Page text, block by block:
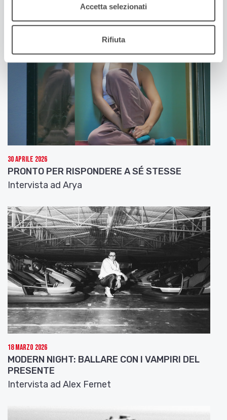
Accetta selezionati
Rifiuta
30 Aprile 2026
PRONTO PER RISPONDERE A SÉ STESSE
Intervista ad Arya
18 Marzo 2026
MODERN NIGHT: BALLARE CON I VAMPIRI DEL
PRESENTE
Intervista ad Alex Fernet